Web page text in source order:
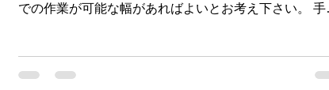
での作業が可能な幅があればよいとお考え下さい。 手